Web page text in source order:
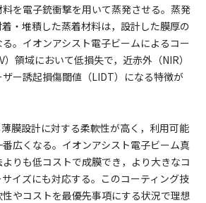
を電子銃衝撃を用いて蒸発させる。蒸発
・堆積した蒸着材料は，設計した膜厚の
。イオンアシスト電子ビームによるコー
領域において低損失で，近赤外（NIR）
ー誘起損傷閾値（LIDT）になる特徴が
膜設計に対する柔軟性が高く，利用可能
広くなる。イオンアシスト電子ビーム真
りも低コストで成膜でき，より大きなコ
イズにも対応する。このコーティング技
やコストを最優先事項にする状況で理想